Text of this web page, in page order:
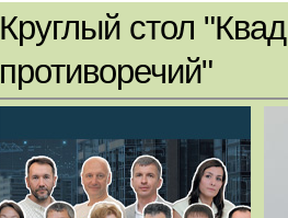
Круглый стол
противоречий"